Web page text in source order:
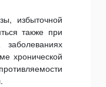
избыточной
также при
хронической